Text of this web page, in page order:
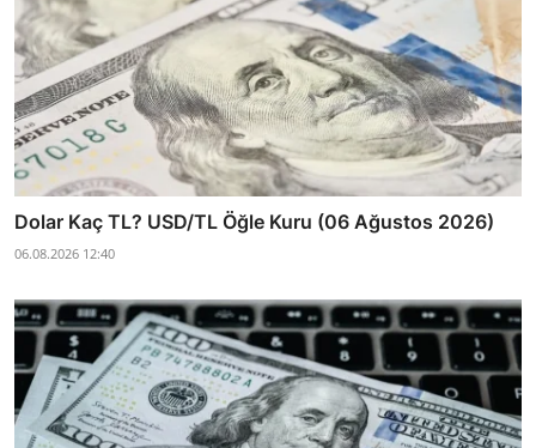
Dolar Kaç TL? USD/TL Öğle Kuru (06 Ağustos 2026)
06.08.2026 12:40